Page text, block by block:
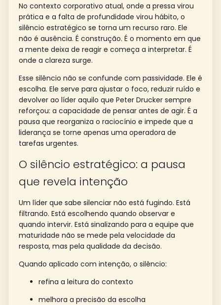
No contexto corporativo atual, onde a pressa virou
prática e a falta de profundidade virou hábito, o
silêncio estratégico se torna um recurso raro. Ele
não é ausência. É construção. É o momento em que
a mente deixa de reagir e começa a interpretar. É
onde a clareza surge.
Esse silêncio não se confunde com passividade. Ele é
escolha. Ele serve para ajustar o foco, reduzir ruído e
devolver ao líder aquilo que Peter Drucker sempre
reforçou: a capacidade de pensar antes de agir. É a
pausa que reorganiza o raciocínio e impede que a
liderança se torne apenas uma operadora de
tarefas urgentes.
O silêncio estratégico: a pausa
que revela intenção
Um líder que sabe silenciar não está fugindo. Está
filtrando. Está escolhendo quando observar e
quando intervir. Está sinalizando para a equipe que
maturidade não se mede pela velocidade da
resposta, mas pela qualidade da decisão.
Quando aplicado com intenção, o silêncio:
refina a leitura do contexto
melhora a precisão da escolha